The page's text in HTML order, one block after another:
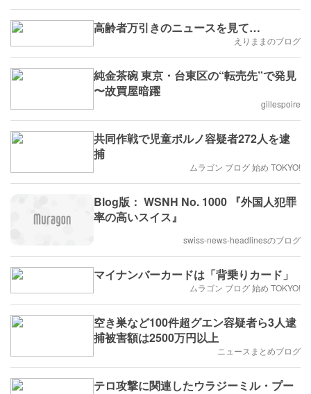
高齢者万引きのニュースを見て…
えりままのブログ
純金茶碗 東京・台東区の“転売先”で発見
〜故買屋暗躍
gillespoire
共同作戦で児童ポルノ容疑者272人を逮
捕
ムラゴン ブログ 始め TOKYO!
Blog版： WSNH No. 1000 『外国人犯罪
率の高いスイス』
swiss-news-headlinesのブログ
マイナンバーカードは「背乗りカード」
ムラゴン ブログ 始め TOKYO!
空き巣など100件超グエン容疑者ら3人逮
捕被害額は2500万円以上
ニュースまとめブログ
テロ攻撃に関連したウラジーミル・プー